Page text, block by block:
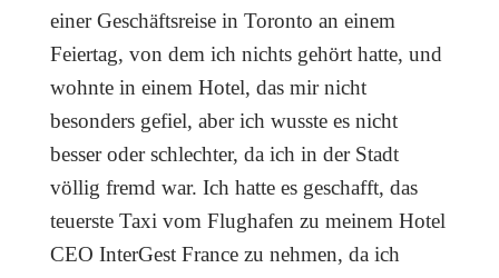
einer Geschäftsreise in Toronto an einem
Feiertag, von dem ich nichts gehört hatte, und
wohnte in einem Hotel, das mir nicht
besonders gefiel, aber ich wusste es nicht
besser oder schlechter, da ich in der Stadt
völlig fremd war. Ich hatte es geschafft, das
teuerste Taxi vom Flughafen zu meinem Hotel
CEO InterGest France zu nehmen, da ich